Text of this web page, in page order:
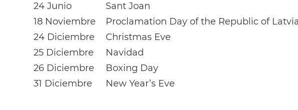
24 Junio
Sant Joan
18 Noviembre
Proclamation Day of the Republic of Latvia
24 Diciembre
Christmas Eve
25 Diciembre
Navidad
26 Diciembre
Boxing Day
31 Diciembre
New Year’s Eve